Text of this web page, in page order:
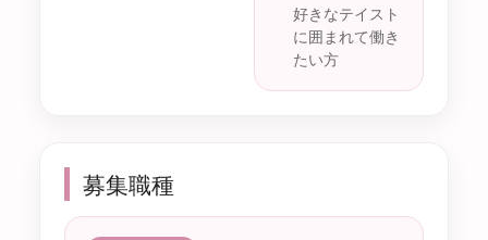
好きなテイスト
に囲まれて働き
たい方
募集職種